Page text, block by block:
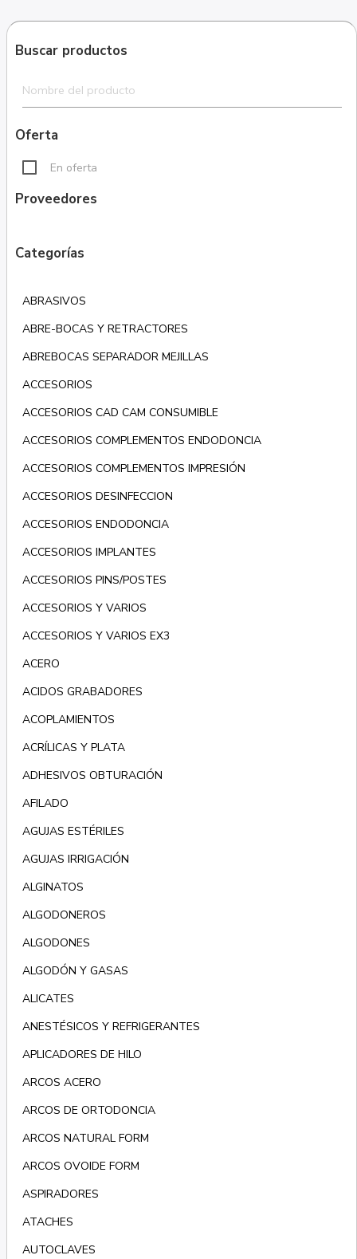
Buscar productos
Oferta
En oferta
Proveedores
Categorías
ABRASIVOS
ABRE-BOCAS Y RETRACTORES
ABREBOCAS SEPARADOR MEJILLAS
ACCESORIOS
ACCESORIOS CAD CAM CONSUMIBLE
ACCESORIOS COMPLEMENTOS ENDODONCIA
ACCESORIOS COMPLEMENTOS IMPRESIÓN
ACCESORIOS DESINFECCION
ACCESORIOS ENDODONCIA
ACCESORIOS IMPLANTES
ACCESORIOS PINS/POSTES
ACCESORIOS Y VARIOS
ACCESORIOS Y VARIOS EX3
ACERO
ACIDOS GRABADORES
ACOPLAMIENTOS
ACRÍLICAS Y PLATA
ADHESIVOS OBTURACIÓN
AFILADO
AGUJAS ESTÉRILES
AGUJAS IRRIGACIÓN
ALGINATOS
ALGODONEROS
ALGODONES
ALGODÓN Y GASAS
ALICATES
ANESTÉSICOS Y REFRIGERANTES
APLICADORES DE HILO
ARCOS ACERO
ARCOS DE ORTODONCIA
ARCOS NATURAL FORM
ARCOS OVOIDE FORM
ASPIRADORES
ATACHES
AUTOCLAVES